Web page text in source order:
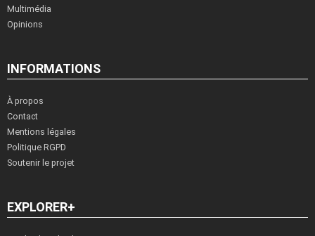
Multimédia
Opinions
INFORMATIONS
À propos
Contact
Mentions légales
Politique RGPD
Soutenir le projet
EXPLORER+